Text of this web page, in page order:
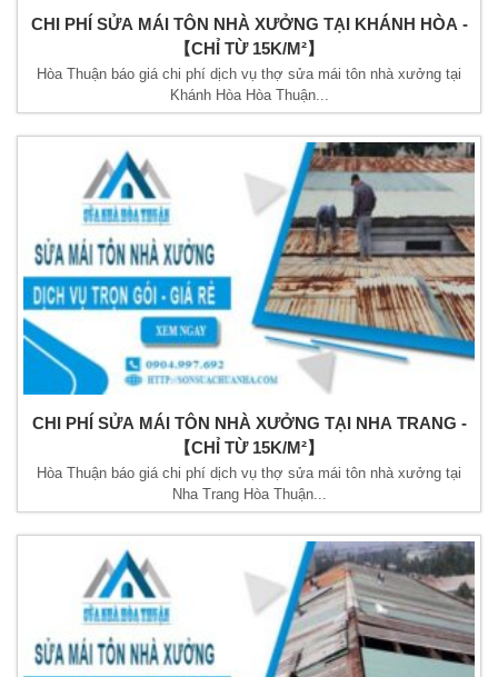
CHI PHÍ SỬA MÁI TÔN NHÀ XƯỞNG TẠI KHÁNH HÒA -
【CHỈ TỪ 15K/M²】
Hòa Thuận báo giá chi phí dịch vụ thợ sửa mái tôn nhà xưởng tại
Khánh Hòa Hòa Thuận...
CHI PHÍ SỬA MÁI TÔN NHÀ XƯỞNG TẠI NHA TRANG -
【CHỈ TỪ 15K/M²】
Hòa Thuận báo giá chi phí dịch vụ thợ sửa mái tôn nhà xưởng tại
Nha Trang Hòa Thuận...